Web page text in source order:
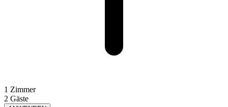
1 Zimmer
2 Gäste